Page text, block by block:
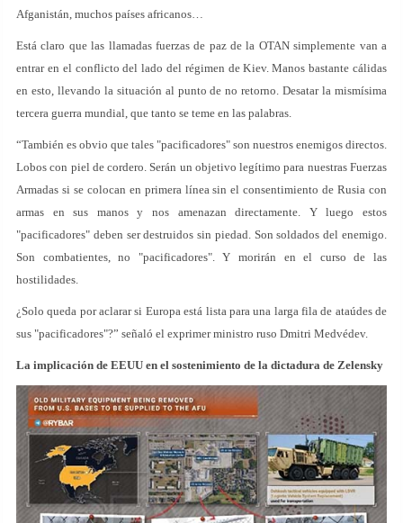
Afganistán, muchos países africanos…
Está claro que las llamadas fuerzas de paz de la OTAN simplemente van a
entrar en el conflicto del lado del régimen de Kiev. Manos bastante cálidas
en esto, llevando la situación al punto de no retorno. Desatar la mismísima
tercera guerra mundial, que tanto se teme en las palabras.
“También es obvio que tales "pacificadores" son nuestros enemigos directos.
Lobos con piel de cordero. Serán un objetivo legítimo para nuestras Fuerzas
Armadas si se colocan en primera línea sin el consentimiento de Rusia con
armas en sus manos y nos amenazan directamente. Y luego estos
"pacificadores" deben ser destruidos sin piedad. Son soldados del enemigo.
Son combatientes, no "pacificadores". Y morirán en el curso de las
hostilidades.
¿Solo queda por aclarar si Europa está lista para una larga fila de ataúdes de
sus "pacificadores"?” señaló el exprimer ministro ruso Dmitri Medvédev.
La implicación de EEUU en el sostenimiento de la dictadura de Zelensky